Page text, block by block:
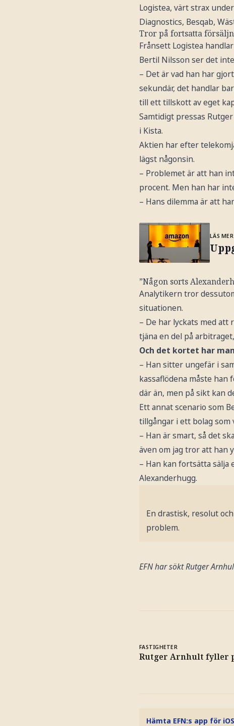
Logistea, värt strax
Diagnostics, Besqab,
Tror på fortsatta
Frånsett Logistea
Bertil Nilsson ser det
– Det är vad han har
sekundär, det handlar
till ett tillskott av eget
Samtidigt pressas
i Kista.
Aktien har efter
lägst någonsin.
– Problemet är att han
procent. Men han har
– Hans dilemma är att
LÄS MER
”Någon sorts
Analytikern tror
situationen.
– De har lyckats med att
tjäna en del på
Och det kortet har
– Han sitter ungefär i
kassaflödena måste han
där än, men på sikt kan
Ett annat scenario som
tillgångar i ett bolag som
– Han är smart, så det
även om jag tror att han
– Han kan fortsätta sälja
Alexanderhugg.
En drastisk, resolut
problem.
EFN har sökt Rutger
FASTIGHETER
Rutger Arnhult fyller
Hämta EFN:s app för